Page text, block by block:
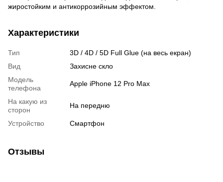
жиростойким и антикоррозийным эффектом.
Характеристики
Тип
3D / 4D / 5D Full Glue (на весь екран)
Вид
Захисне скло
Модель
телефона
Apple iPhone 12 Pro Max
На какую из
сторон
На передню
Устройство Смартфон
Отзывы